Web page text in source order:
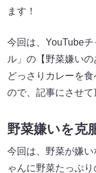
ます！
今回は、YouTube
ル」の【野菜嫌い
どっさりカレーを
ので、記事にさせて
野菜嫌いを克
今回は、野菜が嫌
ゃんに野菜たっぷ